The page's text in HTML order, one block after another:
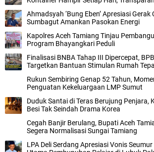
Ahmadsyah ‘Bung Eben’ Apresiasi
Sumbagut Amankan Pasokan Energi
Kapolres Aceh Tamiang Tinjau
Program Bhayangkari Peduli
Finalisasi BNBA Tahap III Dipercepat,
Targetkan Bantuan Stimulan Rumah
Rukun Sembiring Genap 52 Tahun,
Penguatan Kekeluargaan LMP Sumut
Duduk Santai di Teras Berujung Penjara,
Besi Tak Seindah Drama Korea
Cegah Banjir Berulang, Bupati Aceh
Segera Normalisasi Sungai Tamiang
LPA Deli Serdang Apresiasi Vonis